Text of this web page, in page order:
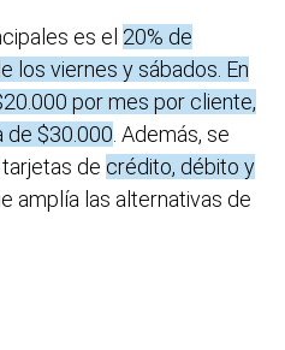
es el 20% de
los viernes y sábados. En
por mes por cliente,
de $30.000 . Además, se
de crédito, débito y
amplía las alternativas de